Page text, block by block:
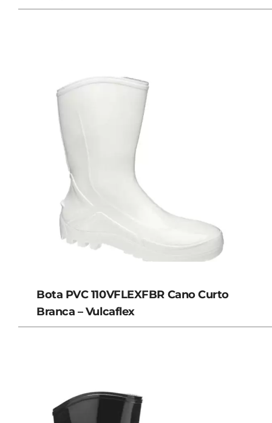
Bota PVC 110VFLEXFBR Cano Curto
Branca – Vulcaflex